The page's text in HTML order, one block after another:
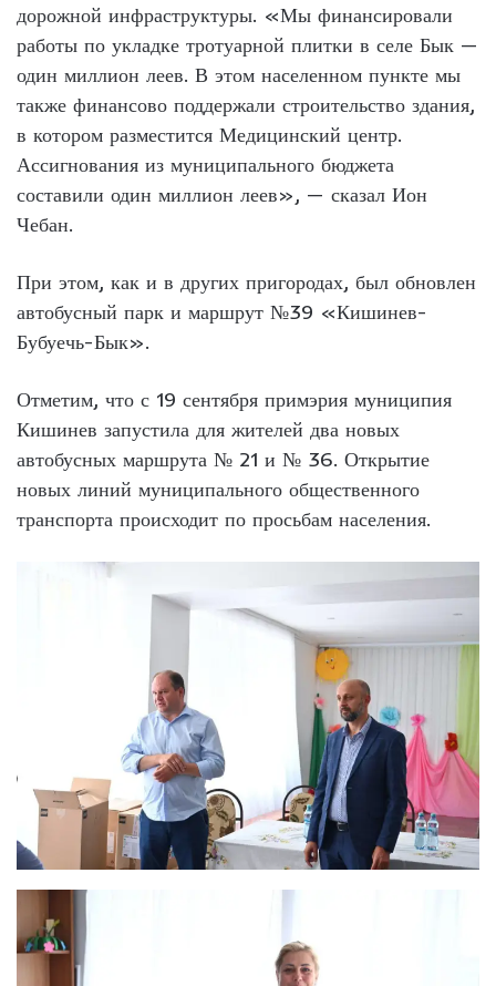
дорожной инфраструктуры. «Мы финансировали
работы по укладке тротуарной плитки в селе Бык —
один миллион леев. В этом населенном пункте мы
также финансово поддержали строительство здания,
в котором разместится Медицинский центр.
Ассигнования из муниципального бюджета
составили один миллион леев», — сказал Ион
Чебан.
При этом, как и в других пригородах, был обновлен
автобусный парк и маршрут №39 «Кишинев-
Бубуечь-Бык».
Отметим, что с 19 сентября примэрия муниципия
Кишинев запустила для жителей два новых
автобусных маршрута № 21 и № 36. Открытие
новых линий муниципального общественного
транспорта происходит по просьбам населения.